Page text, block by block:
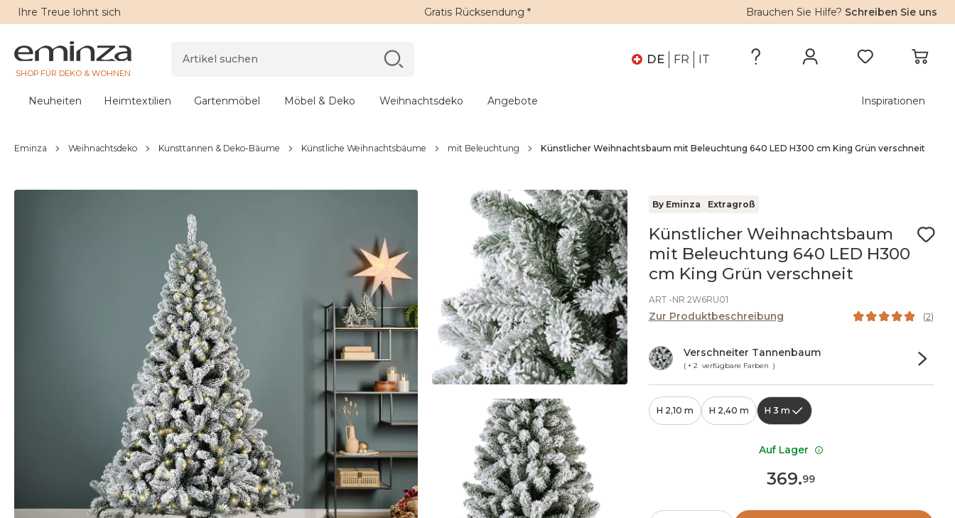
Ihre Treue lohnt sich Gratis Rücksendung * Brauchen Sie Hilfe? Schreiben Sie uns
SHOP FÜR DEKO & WOHNEN
DE FR IT
Neuheiten Heimtextilien Gartenmöbel Möbel & Deko Weihnachtsdeko Angebote Inspirationen
Eminza Weihnachtsdeko Kunsttannen & Deko-Bäume Künstliche Weihnachtsbäume mit Beleuchtung Künstlicher Weihnachtsbaum mit Beleuchtung 640 LED H300 cm King Grün verschneit
By Eminza Extragroß
Künstlicher Weihnachtsbaum
mit Beleuchtung 640 LED H300
cm King Grün verschneit
ART.-NR.2W6RU01
Zur Produktbeschreibung (2)
Verschneiter Tannenbaum
( + 2 verfügbare Farben )
H 2,10 m H 2,40 m H 3 m
369.99